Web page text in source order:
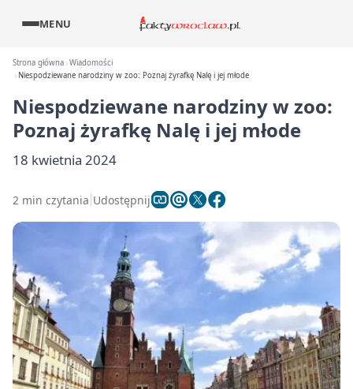
MENU
Strona główna Wiadomości
Niespodziewane narodziny w zoo: Poznaj żyrafkę Nalę i jej młode
Niespodziewane narodziny w zoo:
Poznaj żyrafkę Nalę i jej młode
18 kwietnia 2024
2 min czytania Udostępnij